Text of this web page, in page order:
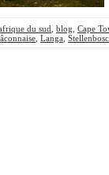
du sud blog Cape
Langa